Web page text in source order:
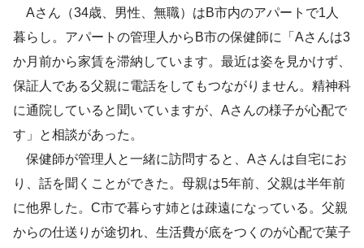
Aさんは自宅にお
り、話を聞くことができた
C市で暮らす姉とは疎遠になっている
統合失調症
指示どおり服薬している
Aさん（34歳、男性、無職）はB市内のアパートで1人
暮らし。アパートの管理人からB市の保健師に「Aさんは3
か月前から家賃を滞納しています。最近は姿を見かけず、
保証人である父親に電話をしてもつながりません。精神科
に通院していると聞いていますが、Aさんの様子が心配で
す」と相談があった。
保健師が管理人と一緒に訪問すると、Aさんは自宅にお
り、話を聞くことができた。母親は5年前、父親は半年前
に他界した。C市で暮らす姉とは疎遠になっている。父親
からの仕送りが途切れ、生活費が底をつくのが心配で菓子